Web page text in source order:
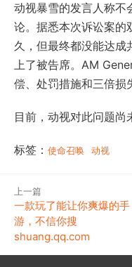
动视暴雪的发言人称不
论。据悉本次诉讼案的
久，但最终都没能达
上了被告席。AM
偿、处罚措施和三倍损
目前，动视对此问题尚
标签： 使命召唤 动视
上一篇
一款玩了能让你爽爆的手
游，不信你搜
shuang.qq.com